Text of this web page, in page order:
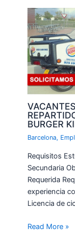
BURGER
Barcelona,
Requisitos
Secundaria
Requerida
experiencia
Licencia de
Read More »